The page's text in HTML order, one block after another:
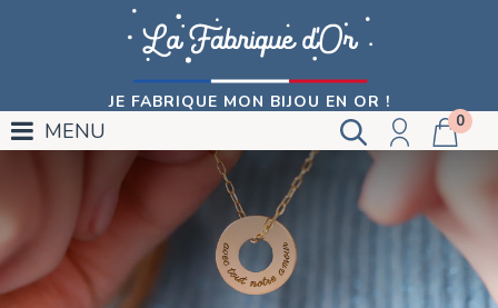
JE FABRIQUE MON BIJOU EN OR !
0
MENU